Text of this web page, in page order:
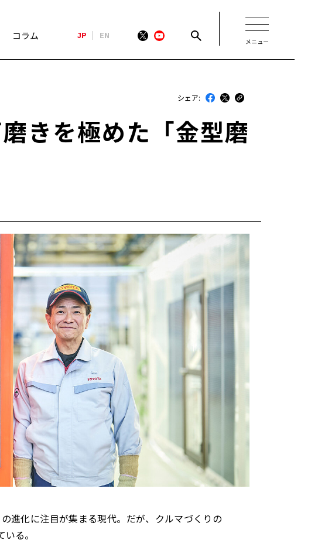
コラム JP EN
メニュー
最近のトヨタ
トヨタイムズビジネス
トヨタイムズスポーツ
トヨタイムズPodcast
SDGs
シェア:
きを極めた「金型磨
進化に注目が集まる現代。だが、クルマづくりの
る。